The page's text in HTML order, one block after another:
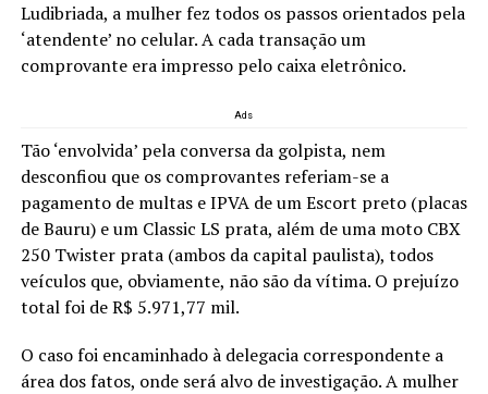
Ludibriada, a mulher fez todos os passos orientados pela
‘atendente’ no celular. A cada transação um
comprovante era impresso pelo caixa eletrônico.
Ads
Tão ‘envolvida’ pela conversa da golpista, nem
desconfiou que os comprovantes referiam-se a
pagamento de multas e IPVA de um Escort preto (placas
de Bauru) e um Classic LS prata, além de uma moto CBX
250 Twister prata (ambos da capital paulista), todos
veículos que, obviamente, não são da vítima. O prejuízo
total foi de R$ 5.971,77 mil.
O caso foi encaminhado à delegacia correspondente a
área dos fatos, onde será alvo de investigação. A mulher